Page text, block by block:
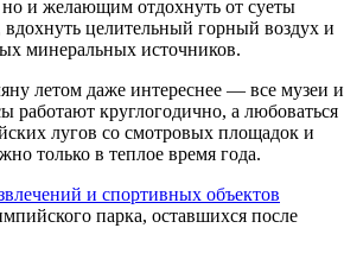
и желающим отдохнуть от суеты
целительный горный воздух и
минеральных источников.
летом даже интереснее — все музеи и
работают круглогодично, а любоваться
лугов со смотровых площадок и
только в теплое время года.
и спортивных объектов
парка, оставшихся после